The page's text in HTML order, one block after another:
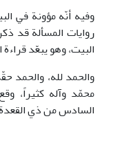
وفيه أنّه مؤونة في
روايات المسألة قد
البيت، وهو يبعّد
والحمد لله، والحمد
محمّد وآله كثيراً،
السادس من ذي القعدة